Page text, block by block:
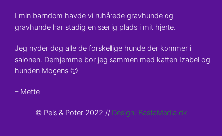
I min barndom havde vi ruhårede gravhunde og
gravhunde har stadig en særlig plads i mit hjerte.
Jeg nyder dog alle de forskellige hunde der kommer i
salonen. Derhjemme bor jeg sammen med katten Izabel og
hunden Mogens 🙂
– Mette
© Pels & Poter 2022 // Design: BastaMedia.dk